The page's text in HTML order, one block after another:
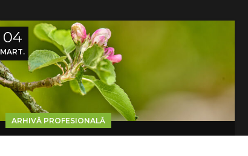
04
MART.
ARHIVĂ PROFESIONALĂ